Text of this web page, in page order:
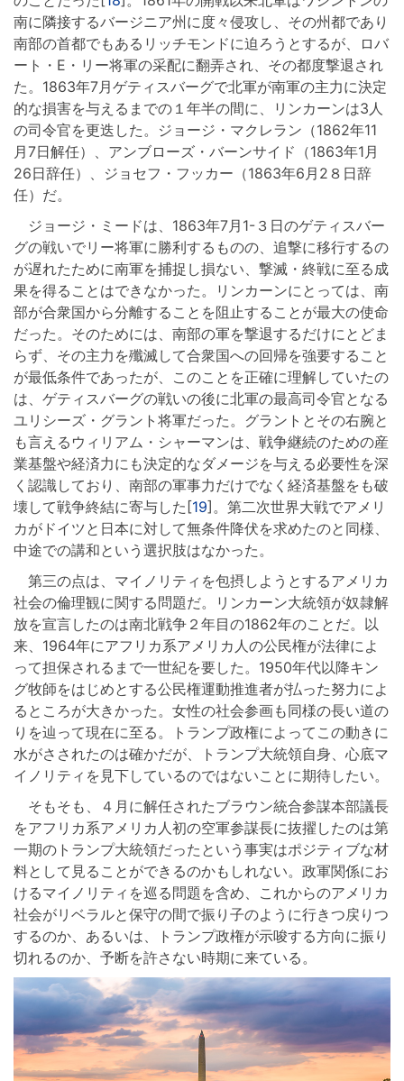
南に隣接するバージニア州に度々侵攻し、その州都であり
南部の首都でもあるリッチモンドに迫ろうとするが、ロバ
ート・E・リー将軍の采配に翻弄され、その都度撃退され
た。1863年7月ゲティスバーグで北軍が南軍の主力に決定
的な損害を与えるまでの１年半の間に、リンカーンは3人
の司令官を更迭した。ジョージ・マクレラン（1862年11
月7日解任）、アンブローズ・バーンサイド（1863年1月
26日辞任）、ジョセフ・フッカー（1863年6月2８日辞
任）だ。
ジョージ・ミードは、1863年7月1-３日のゲティスバー
グの戦いでリー将軍に勝利するものの、追撃に移行するの
が遅れたために南軍を捕捉し損ない、撃滅・終戦に至る成
果を得ることはできなかった。リンカーンにとっては、南
部が合衆国から分離することを阻止することが最大の使命
だった。そのためには、南部の軍を撃退するだけにとどま
らず、その主力を殲滅して合衆国への回帰を強要すること
が最低条件であったが、このことを正確に理解していたの
は、ゲティスバーグの戦いの後に北軍の最高司令官となる
ユリシーズ・グラント将軍だった。グラントとその右腕と
も言えるウィリアム・シャーマンは、戦争継続のための産
業基盤や経済力にも決定的なダメージを与える必要性を深
く認識しており、南部の軍事力だけでなく経済基盤をも破
壊して戦争終結に寄与した[19]。第二次世界大戦でアメリ
カがドイツと日本に対して無条件降伏を求めたのと同様、
中途での講和という選択肢はなかった。
第三の点は、マイノリティを包摂しようとするアメリカ
社会の倫理観に関する問題だ。リンカーン大統領が奴隷解
放を宣言したのは南北戦争２年目の1862年のことだ。以
来、1964年にアフリカ系アメリカ人の公民権が法律によ
って担保されるまで一世紀を要した。1950年代以降キン
グ牧師をはじめとする公民権運動推進者が払った努力によ
るところが大きかった。女性の社会参画も同様の長い道の
りを辿って現在に至る。トランプ政権によってこの動きに
水がさされたのは確かだが、トランプ大統領自身、心底マ
イノリティを見下しているのではないことに期待したい。
そもそも、４月に解任されたブラウン統合参謀本部議長
をアフリカ系アメリカ人初の空軍参謀長に抜擢したのは第
一期のトランプ大統領だったという事実はポジティブな材
料として見ることができるのかもしれない。政軍関係にお
けるマイノリティを巡る問題を含め、これからのアメリカ
社会がリベラルと保守の間で振り子のように行きつ戻りつ
するのか、あるいは、トランプ政権が示唆する方向に振り
切れるのか、予断を許さない時期に来ている。